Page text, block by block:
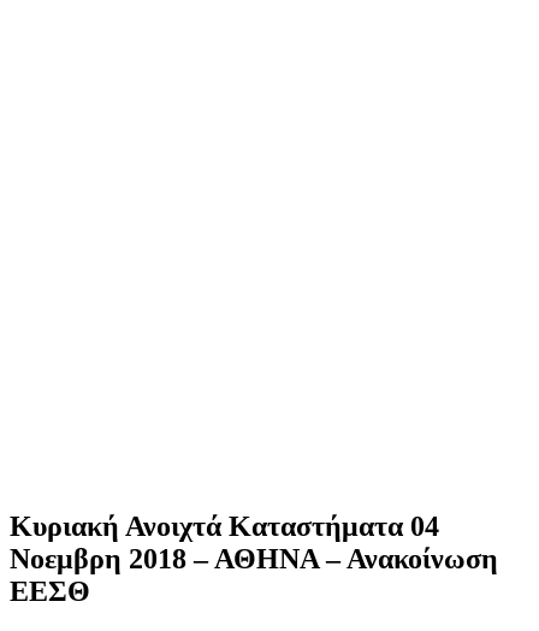
Κυριακή Ανοιχτά Καταστήματα 04
Νοεμβρη 2018 – ΑΘΗΝΑ – Ανακοίνωση
ΕΕΣΘ